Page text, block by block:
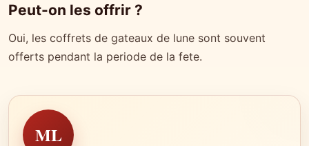
Peut-on les offrir ?
Oui, les coffrets de gateaux de lune sont souvent
offerts pendant la periode de la fete.
ML